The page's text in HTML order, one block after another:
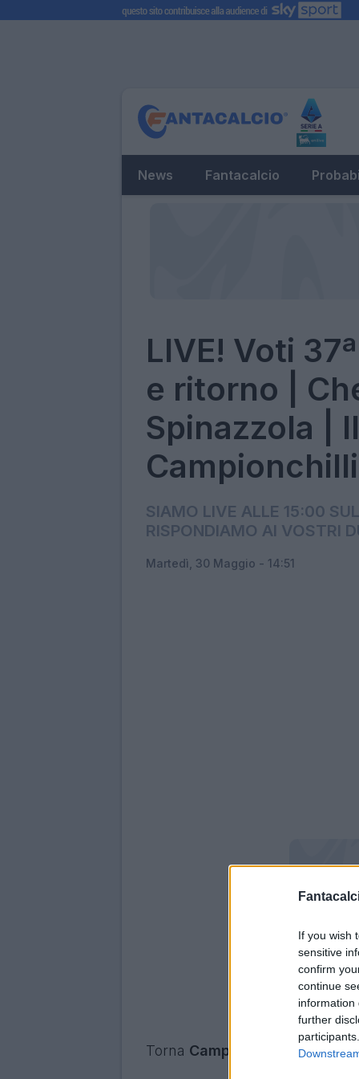
If you wish
sensitive
confirm
continue
information
further
News Fantacalcio
LIVE! Voti
e ritorno |
Spinazzola |
SIAMO LIVE ALLE 15:00
RISPONDIAMO AI VOSTRI
Martedì, 30 Maggio - 14:51
Torna Campionchilling, il